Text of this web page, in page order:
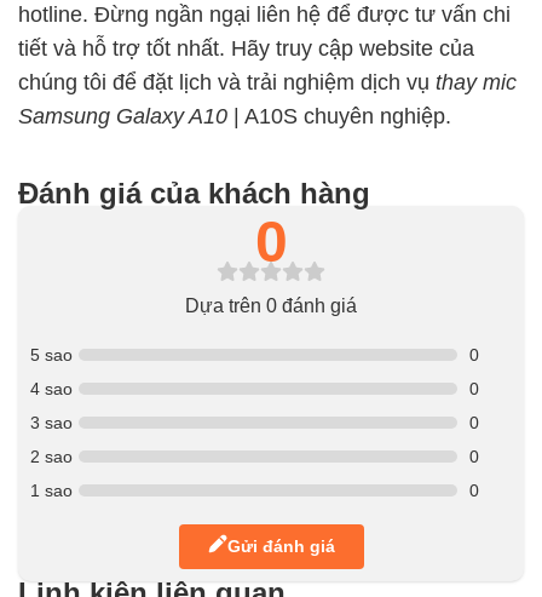
hotline. Đừng ngần ngại liên hệ để được tư vấn chi
tiết và hỗ trợ tốt nhất. Hãy truy cập website của
chúng tôi để đặt lịch và trải nghiệm dịch vụ thay mic
Samsung Galaxy A10 | A10S chuyên nghiệp.
Đánh giá của khách hàng
0
Dựa trên 0 đánh giá
5 sao
0
4 sao
0
3 sao
0
2 sao
0
1 sao
0
Gửi đánh giá